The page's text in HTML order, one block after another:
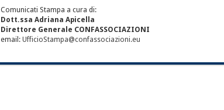
Comunicati Stampa a cura di:
Dott.ssa Adriana Apicella
Direttore Generale CONFASSOCIAZIONI
email: UfficioStampa@confassociazioni.eu